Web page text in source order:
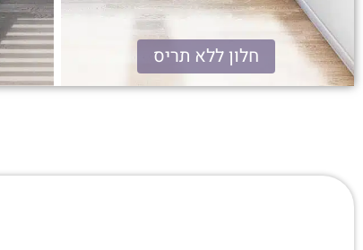
חלון ללא תריס